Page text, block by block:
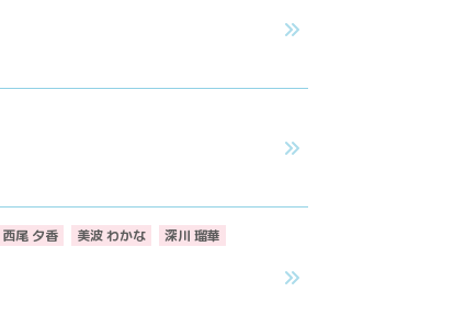
西尾 夕香 美波 わかな
深川 瑠華